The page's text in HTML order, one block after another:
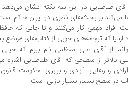
طباطبایی در این سه نکته نشان
می‌کند بر بحث‌های نظری در ایران حاکم
افراد مهمی کار می‌کنند و تا جایی که
اولیا که ترجمه‌های خوبی از کتاب‌های
از آقای علی معظمی نام ببرم که
بالاتر از سطحی که آقای طباطبایی اشاره
و رهایی، آزادی و برابری، حکومت
در سطح بسیار بسیار نازلی است.